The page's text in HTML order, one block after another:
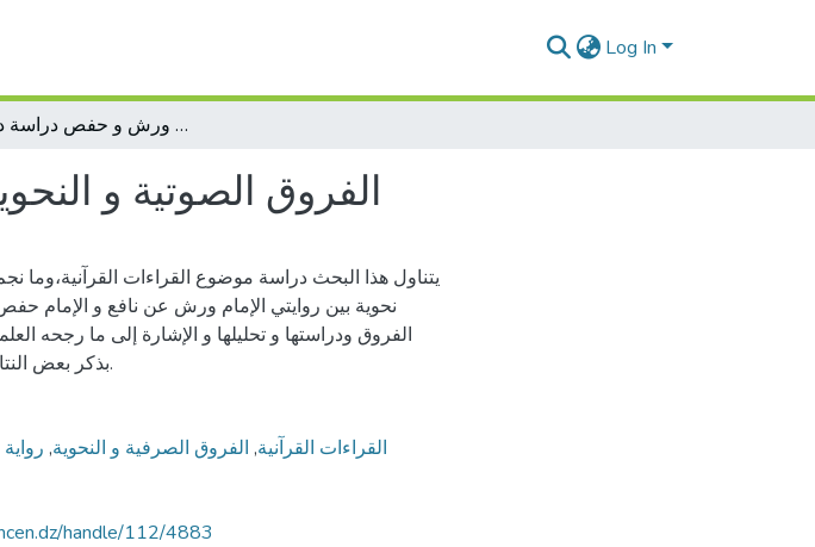
Log In
الفروق الصوتية و النحوية بين روايتي ورش و حفص دراسة دلالية
الفروق الصوتية و
يتناول هذا البحث دراسة موضوع القراءات
نحوية بين روايتي الإمام ورش عن نافع و الإمام
الفروق ودراستها و تحليلها و الإشارة إلى ما رجحه
بذكر بعض النتائج التي أفضى إليها البحث.
القراءات القرآنية, الفروق الصرفية و النحوية,
handle/112/4883